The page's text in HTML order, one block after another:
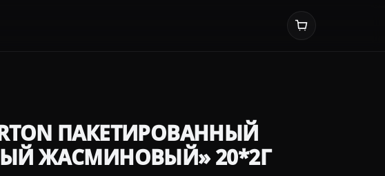
ПАКЕТИРОВАННЫЙ
ЖАСМИНОВЫЙ» 20*2Г